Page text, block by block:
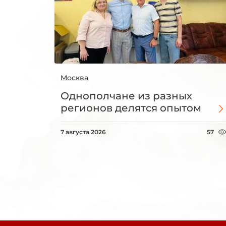
Москва
Однополчане из разных
регионов делятся опытом
7 августа 2026 57